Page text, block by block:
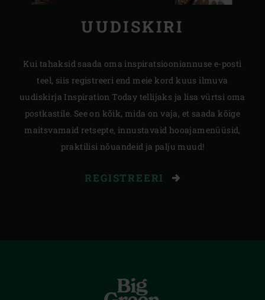
UUDISKIRI
Kui tahaksid saada oma inspiratsiooniannuse e-posti
teel, siis registreeri end meie kord kuus ilmuva
uudiskirja Inspiration Today tellijaks ja lisa vürtsi oma
postkastile. See on kõik, mida on vaja, et saada kõige
maitsvamaid retsepte, innustavaid hooajamenüüsid,
praktilisi nõuandeid ja palju muud!
REGISTREERI